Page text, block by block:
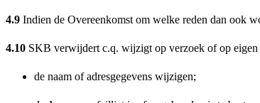
4.9 Indien de Overeenkomst om welke reden dan ook
4.10 SKB verwijdert c.q. wijzigt op verzoek of op eigen
de naam of adresgegevens wijzigen;